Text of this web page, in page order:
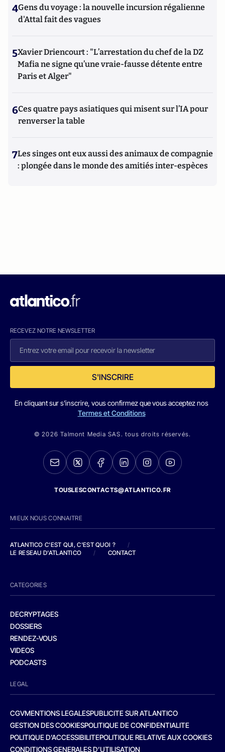
4Gens du voyage : la nouvelle incursion régalienne
d'Attal fait des vagues
5Xavier Driencourt : "L’arrestation du chef de la DZ
Mafia ne signe qu’une vraie-fausse détente entre
Paris et Alger"
6Ces quatre pays asiatiques qui misent sur l’IA pour
renverser la table
7Les singes ont eux aussi des animaux de compagnie
: plongée dans le monde des amitiés inter-espèces
RECEVEZ NOTRE NEWSLETTER
S'INSCRIRE
En cliquant sur s'inscrire, vous confirmez que vous acceptez nos
Termes et Conditions
© 2026 Talmont Media SAS. tous droits réservés.
TOUSLESCONTACTS@ATLANTICO.FR
MIEUX NOUS CONNAITRE
ATLANTICO C'EST QUI, C'EST QUOI ?
/
LE RESEAU D'ATLANTICO
/ CONTACT
CATEGORIES
DECRYPTAGES
DOSSIERS
RENDEZ-VOUS
VIDEOS
PODCASTS
LEGAL
CGVMENTIONS LEGALESPUBLICITE SUR ATLANTICO
GESTION DES COOKIESPOLITIQUE DE CONFIDENTIALITE
POLITIQUE D’ACCESSIBILITEPOLITIQUE RELATIVE AUX COOKIES
CONDITIONS GENERALES D’UTILISATION